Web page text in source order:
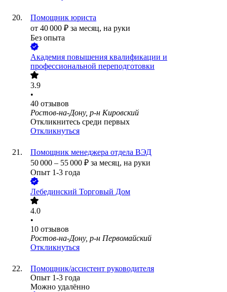
Помощник юриста
от 40 000 ₽ за месяц, на руки
Без опыта
Академия повышения квалификации и
профессиональной переподготовки
3.9
•
40 отзывов
Ростов-на-Дону, р-н Кировский
Откликнитесь среди первых
Откликнуться
Помощник менеджера отдела ВЭД
50 000 – 55 000 ₽ за месяц, на руки
Опыт 1-3 года
Лебединский Торговый Дом
4.0
•
10 отзывов
Ростов-на-Дону, р-н Первомайский
Откликнуться
Помощник/ассистент руководителя
Опыт 1-3 года
Можно удалённо